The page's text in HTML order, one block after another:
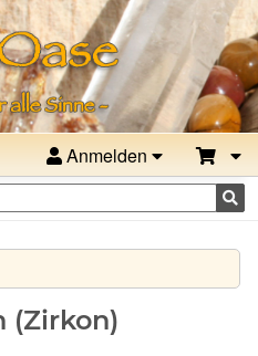
Anmelden
(Zirkon)